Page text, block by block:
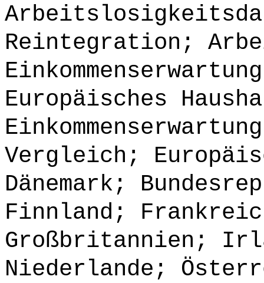
Reintegration;
Europäisches
Vergleich;
Dänemark;
Finnland;
Großbritannien;
Niederlande;